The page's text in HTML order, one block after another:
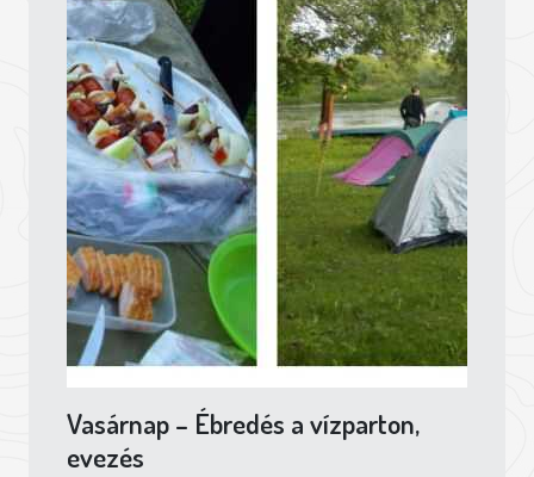
Vasárnap – Ébredés a vízparton,
evezés